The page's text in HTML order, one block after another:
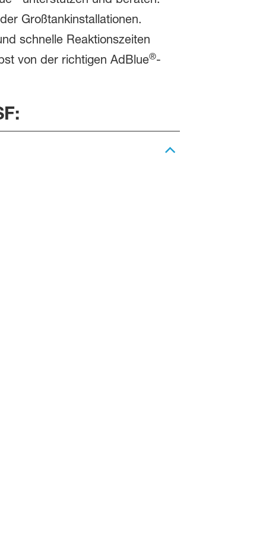
Großtankinstallationen.
schnelle Reaktionszeiten
von der richtigen AdBlue®-